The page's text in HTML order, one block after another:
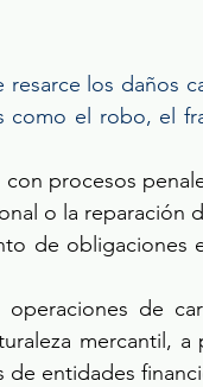
los daños
el robo, el
procesos
o la reparación
de obligaciones
de
mercantil, a
entidades